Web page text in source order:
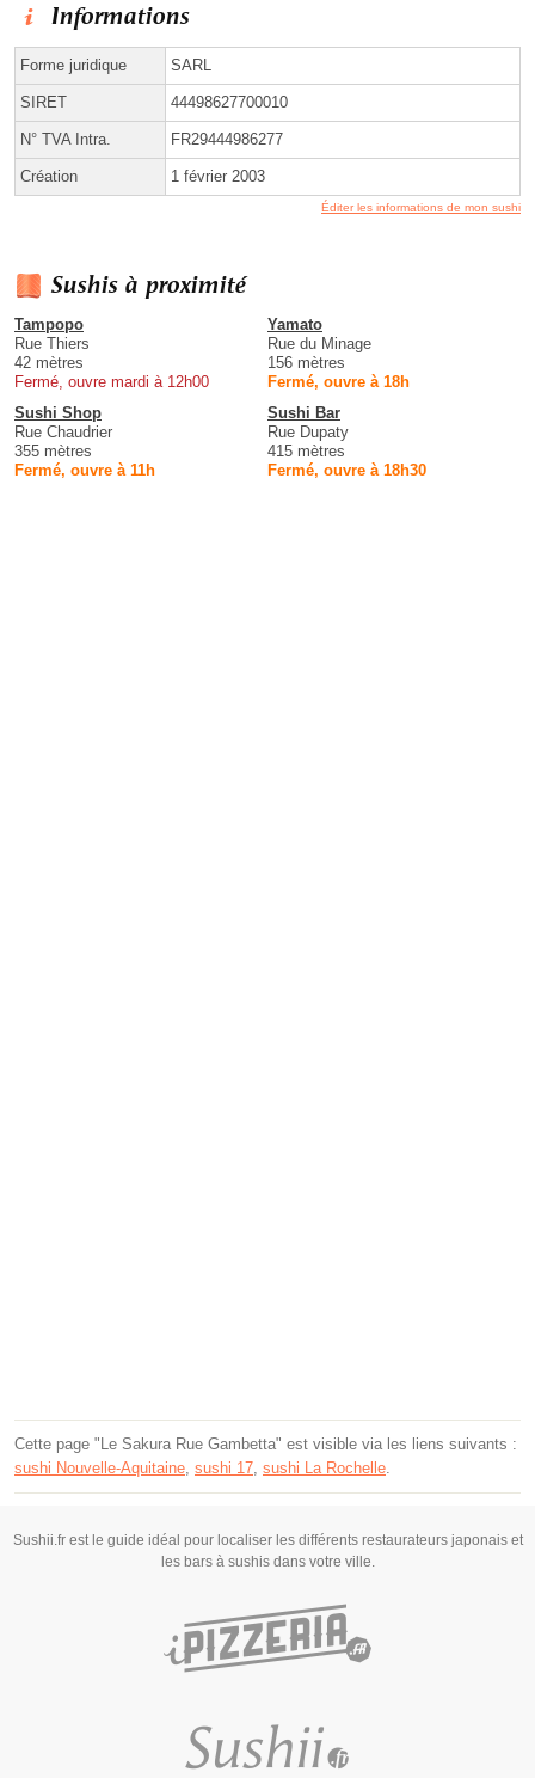
Informations
Forme juridique SARL
SIRET 44498627700010
N° TVA Intra. FR29444986277
Création 1 février 2003
Éditer les informations de mon sushi
Sushis à proximité
Tampopo
Rue Thiers
42 mètres
Fermé, ouvre mardi à 12h00
Yamato
Rue du Minage
156 mètres
Fermé, ouvre à 18h
Sushi Shop
Rue Chaudrier
355 mètres
Fermé, ouvre à 11h
Sushi Bar
Rue Dupaty
415 mètres
Fermé, ouvre à 18h30
Cette page "Le Sakura Rue Gambetta" est visible via les liens suivants :
sushi Nouvelle-Aquitaine sushi 17 sushi La Rochelle
Sushii.fr est le guide idéal pour localiser les différents restaurateurs japonais et
les bars à sushis dans votre ville.